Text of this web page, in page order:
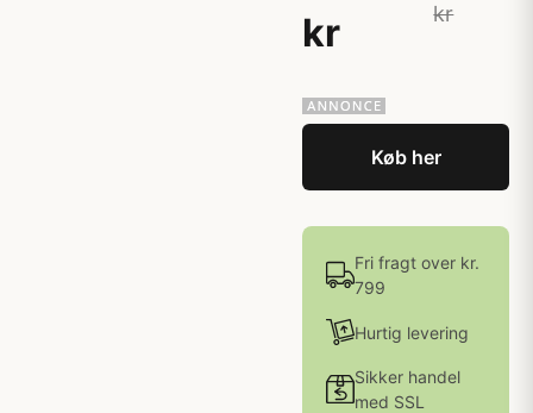
kr
kr
Køb her
Fri fragt over kr.
799
Hurtig levering
Sikker handel
med SSL